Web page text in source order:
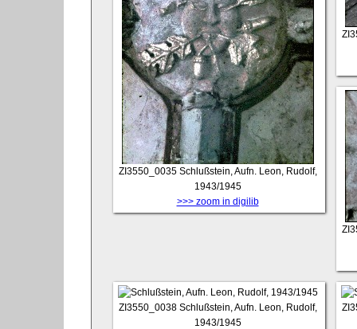
ZI3550_0035 Schlußstein, Aufn. Leon, Rudolf,
1943/1945
>>> zoom in digilib
ZI3550_0038 Schlußstein, Aufn. Leon, Rudolf,
1943/1945